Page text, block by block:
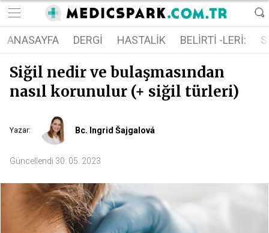
ANASAYFA DERGI HASTALIK BELIRTI -LERI:
Siğil nedir ve bulaşmasından
nasıl korunulur (+ siğil türleri)
Yazar: Bc. Ingrid Šajgalová
Güncellendi 30. 05. 2023